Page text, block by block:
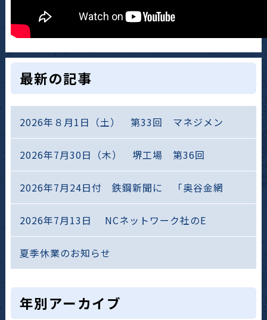
最新の記事
2026年８月1日（土） 第33回 マネジメン
2026年7月30日（木） 堺工場 第36回
2026年7月24日付 鉄鋼新聞に 「奥谷金網
2026年7月13日 NCネットワーク社のE
夏季休業のお知らせ
年別アーカイブ